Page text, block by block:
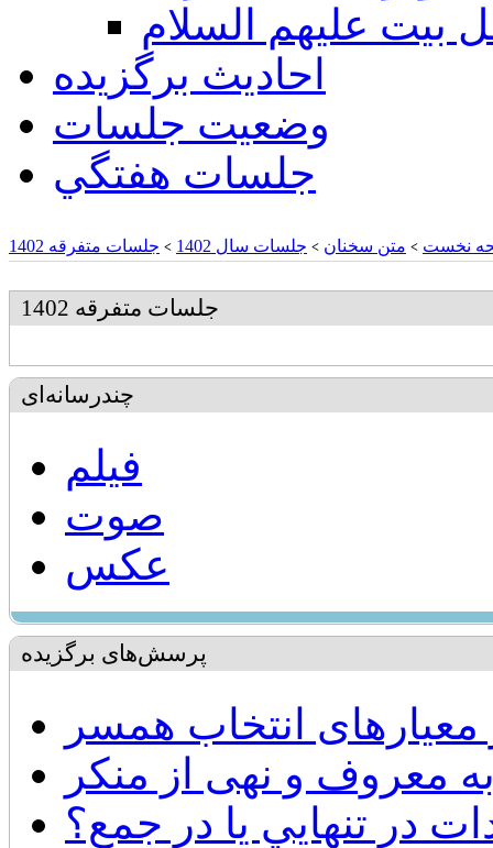
بيت عليهم السلام
احادیث برگزیده
وضعیت جلسات
جلسات هفتگي
نخست > متن سخنان > جلسات سال 1402 > جلسات متفرقه 1402
جلسات متفرقه 1402
چندرسانه‌ای
فیلم
صوت
عکس
پرسش‌های برگزیده
معیارهای انتخاب همسر
معروف و نهی از منکر
در تنهايي يا در جمع؟